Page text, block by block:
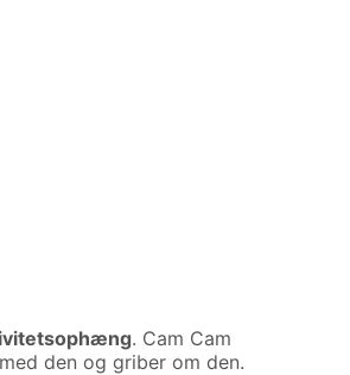
. Cam Cam
den og griber om den.